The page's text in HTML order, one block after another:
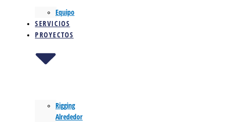
Equipo
SERVICIOS
PROYECTOS
Rigging
Alrededor